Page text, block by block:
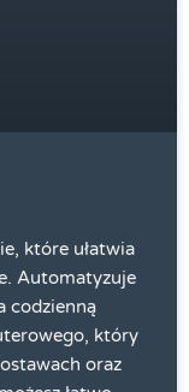
które ułatwia
Automatyzuje
codzienną
który
oraz